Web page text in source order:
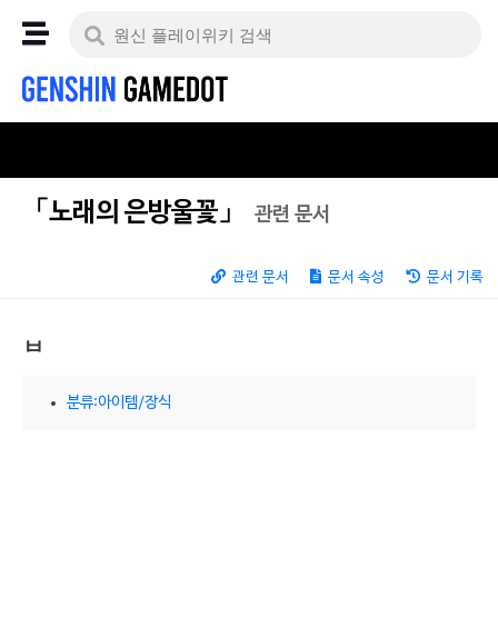
「노래의 은방울꽃」 관련 문서
관련 문서 문서 속성 문서 기록
ㅂ
분류:아이템/장식